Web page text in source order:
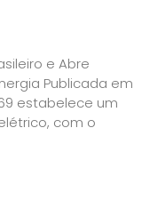
e Abre
Publicada em
estabelece um
com o